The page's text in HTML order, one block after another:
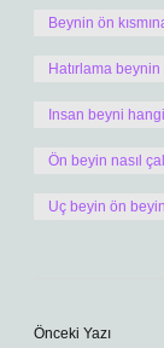
Beynin ön
Hatırlama
Insan beyni
Ön beyin nasıl
Uç beyin ön
Önceki Yazı